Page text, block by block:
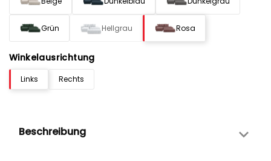
Grün Hellgrau Rosa
Winkelausrichtung
Links Rechts
Beschreibung